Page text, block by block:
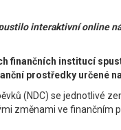
interaktivní
finančních institucí
prostředky určené
(NDC) se jednotlivé
změnami ve